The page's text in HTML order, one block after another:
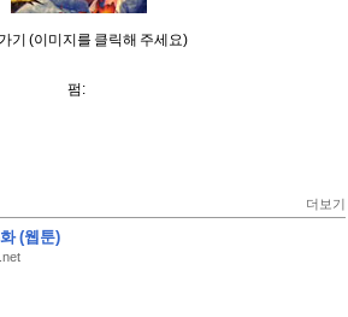
기 (이미지를 클릭해 주세요)
펌:
더보기
(웹툰)